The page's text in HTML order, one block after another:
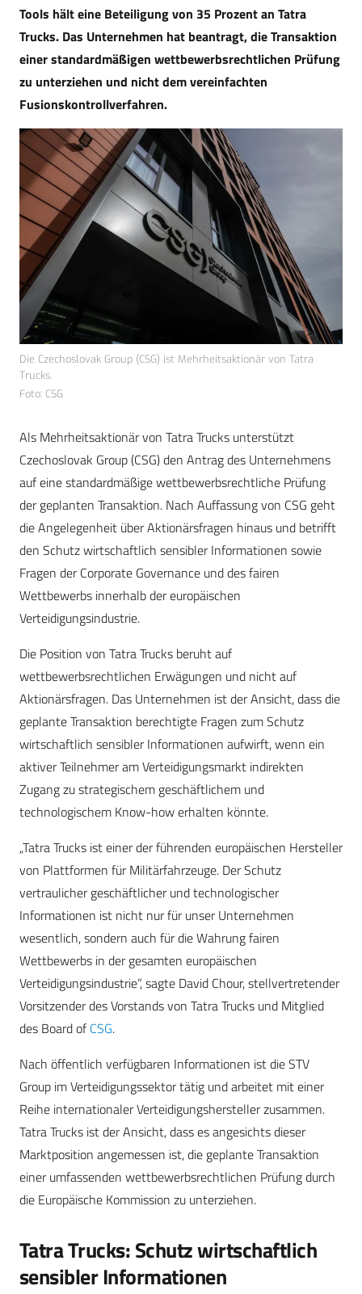
Tools hält eine Beteiligung von 35 Prozent an Tatra
Trucks. Das Unternehmen hat beantragt, die Transaktion
einer standardmäßigen wettbewerbsrechtlichen Prüfung
zu unterziehen und nicht dem vereinfachten
Fusionskontrollverfahren.
Die Czechoslovak Group (CSG) ist Mehrheitsaktionär von Tatra
Trucks.
Foto: CSG
Als Mehrheitsaktionär von Tatra Trucks unterstützt
Czechoslovak Group (CSG) den Antrag des Unternehmens
auf eine standardmäßige wettbewerbsrechtliche Prüfung
der geplanten Transaktion. Nach Auffassung von CSG geht
die Angelegenheit über Aktionärsfragen hinaus und betrifft
den Schutz wirtschaftlich sensibler Informationen sowie
Fragen der Corporate Governance und des fairen
Wettbewerbs innerhalb der europäischen
Verteidigungsindustrie.
Die Position von Tatra Trucks beruht auf
wettbewerbsrechtlichen Erwägungen und nicht auf
Aktionärsfragen. Das Unternehmen ist der Ansicht, dass die
geplante Transaktion berechtigte Fragen zum Schutz
wirtschaftlich sensibler Informationen aufwirft, wenn ein
aktiver Teilnehmer am Verteidigungsmarkt indirekten
Zugang zu strategischem geschäftlichem und
technologischem Know-how erhalten könnte.
„Tatra Trucks ist einer der führenden europäischen Hersteller
von Plattformen für Militärfahrzeuge. Der Schutz
vertraulicher geschäftlicher und technologischer
Informationen ist nicht nur für unser Unternehmen
wesentlich, sondern auch für die Wahrung fairen
Wettbewerbs in der gesamten europäischen
Verteidigungsindustrie“, sagte David Chour, stellvertretender
Vorsitzender des Vorstands von Tatra Trucks und Mitglied
des Board ofCSG.
Nach öffentlich verfügbaren Informationen ist die STV
Group im Verteidigungssektor tätig und arbeitet mit einer
Reihe internationaler Verteidigungshersteller zusammen.
Tatra Trucks ist der Ansicht, dass es angesichts dieser
Marktposition angemessen ist, die geplante Transaktion
einer umfassenden wettbewerbsrechtlichen Prüfung durch
die Europäische Kommission zu unterziehen.
Tatra Trucks: Schutz wirtschaftlich
sensibler Informationen